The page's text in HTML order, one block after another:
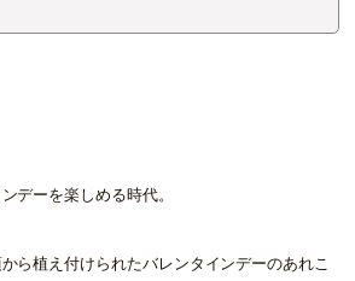
デーを楽しめる時代。
ら植え付けられたバレンタインデーのあれこ